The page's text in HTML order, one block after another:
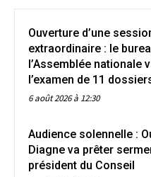
Ouverture d’une
extraordinaire : le
l’Assemblée nationale
l’examen de 11
6 août 2026 à 12:30
Audience solennelle :
Diagne va prêter
président du Conseil